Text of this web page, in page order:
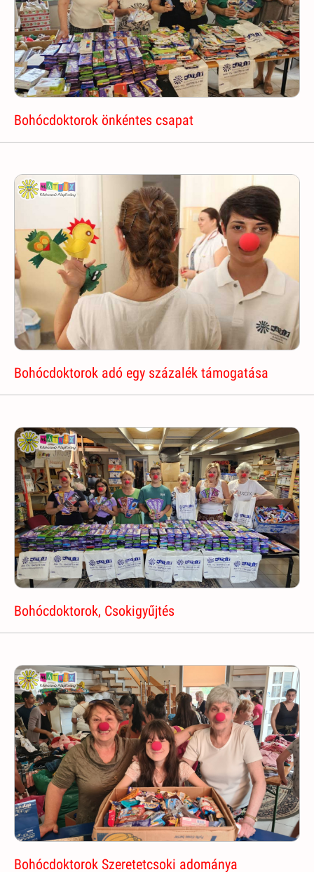
Bohócdoktorok önkéntes csapat
Bohócdoktorok adó egy százalék támogatása
Bohócdoktorok, Csokigyűjtés
Bohócdoktorok Szeretetcsoki adománya